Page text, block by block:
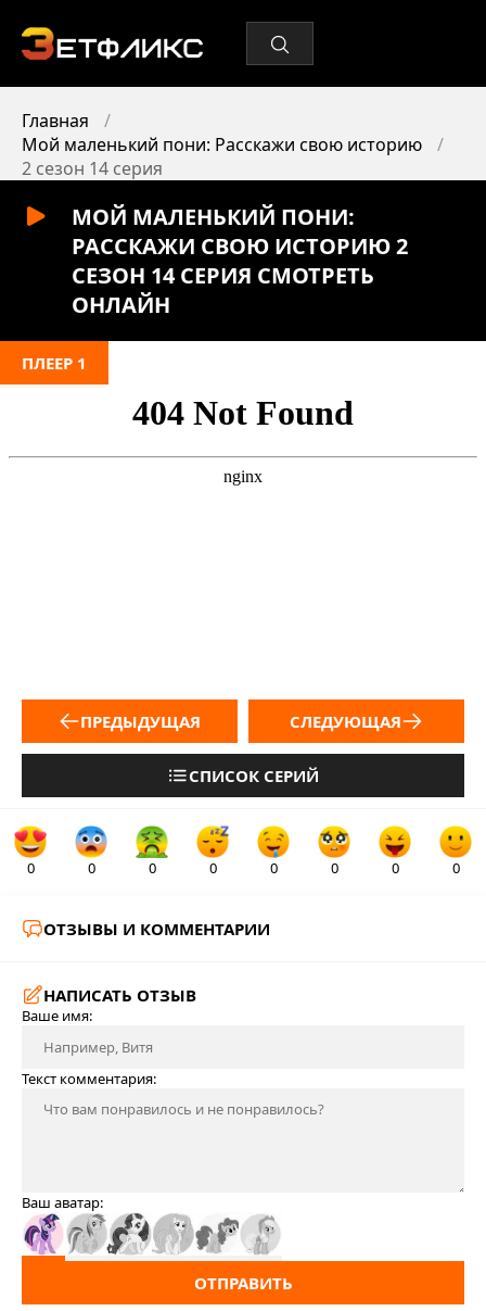
Главная
Мой маленький пони: Расскажи свою историю
2 сезон 14 серия
МОЙ МАЛЕНЬКИЙ ПОНИ:
РАССКАЖИ СВОЮ ИСТОРИЮ 2
СЕЗОН 14 СЕРИЯ СМОТРЕТЬ
ОНЛАЙН
ПЛЕЕР 1
ПРЕДЫДУЩАЯ
СПИСОК СЕРИЙ
СЛЕДУЮЩАЯ
0 0 0 0 0 0 0 0
ОТЗЫВЫ И КОММЕНТАРИИ
НАПИСАТЬ ОТЗЫВ
Ваше имя:
Текст комментария:
Ваш аватар:
ОТПРАВИТЬ